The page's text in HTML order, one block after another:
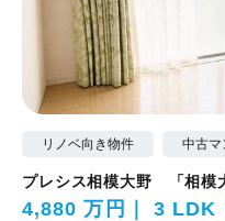
リノベ向き物件 中古マ
プレシス相模大野 「相
4,880 万円 3 LDK